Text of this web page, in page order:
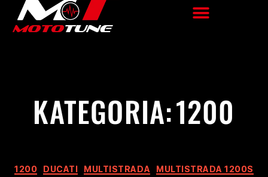
KATEGORIA:1200
1200 DUCATI MULTISTRADA
MULTISTRADA 1200S